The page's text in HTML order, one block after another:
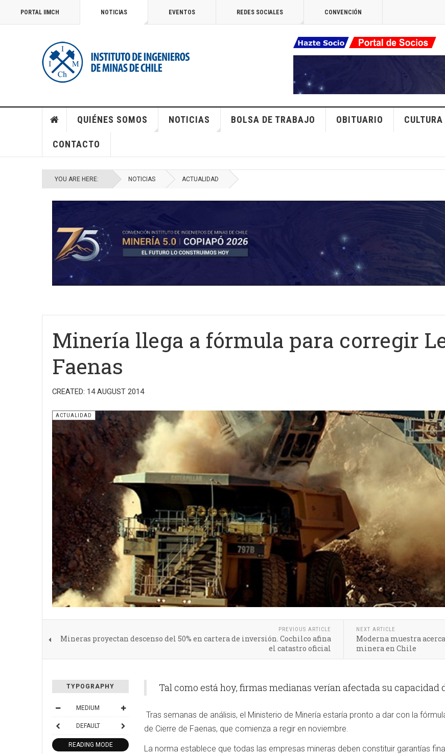
PORTAL IIMCH NOTICIAS EVENTOS REDES SOCIALES CONVENCIÓN
QUIÉNES SOMOS NOTICIAS BOLSA DE TRABAJO OBITUARIO
CONTACTO
YOU ARE HERE: NOTICIAS ACTUALIDAD
Minería llega a fórmula para corregir
Faenas
CREATED: 14 AUGUST 2014
ACTUALIDAD
PREVIOUS ARTICLE
Mineras proyectan descenso del 50% en cartera de inversión. Cochilco afina
el catastro oficial
NEXT ARTICLE
Moderna muestra
minera en Chile
TYPOGRAPHY
MEDIUM
DEFAULT
READING MODE
Tal como está hoy, firmas medianas verían afectada su capacidad
Tras semanas de análisis, el Ministerio de Minería estaría pronto a dar con la
de Cierre de Faenas, que comienza a regir en noviembre.
La norma establece que todas las empresas mineras deben constituir garantías